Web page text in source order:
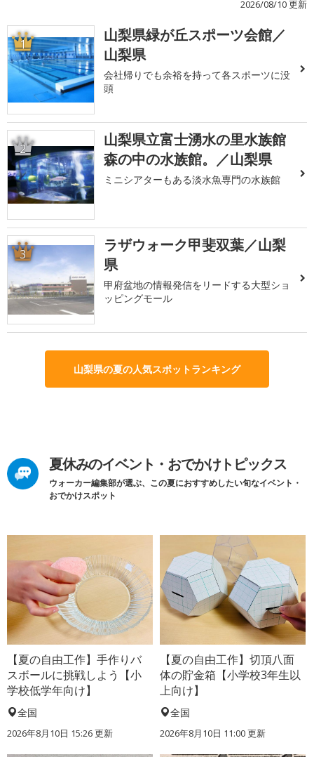
2026/08/10 更新
1
山梨県緑が丘スポーツ会館／
山梨県
会社帰りでも余裕を持って各スポーツに没
頭
2
山梨県立富士湧水の里水族館
森の中の水族館。／山梨県
ミニシアターもある淡水魚専門の水族館
3
ラザウォーク甲斐双葉／山梨
県
甲府盆地の情報発信をリードする大型ショ
ッピングモール
山梨県の夏の人気スポットランキング
夏休みのイベント・おでかけトピックス
ウォーカー編集部が選ぶ、この夏におすすめしたい旬なイベント・
おでかけスポット
【夏の自由工作】手作りバ
スボールに挑戦しよう【小
学校低学年向け】
全国
2026年8月10日 15:26更新
【夏の自由工作】切頂八面
体の貯金箱【小学校3年生以
上向け】
全国
2026年8月10日 11:00更新